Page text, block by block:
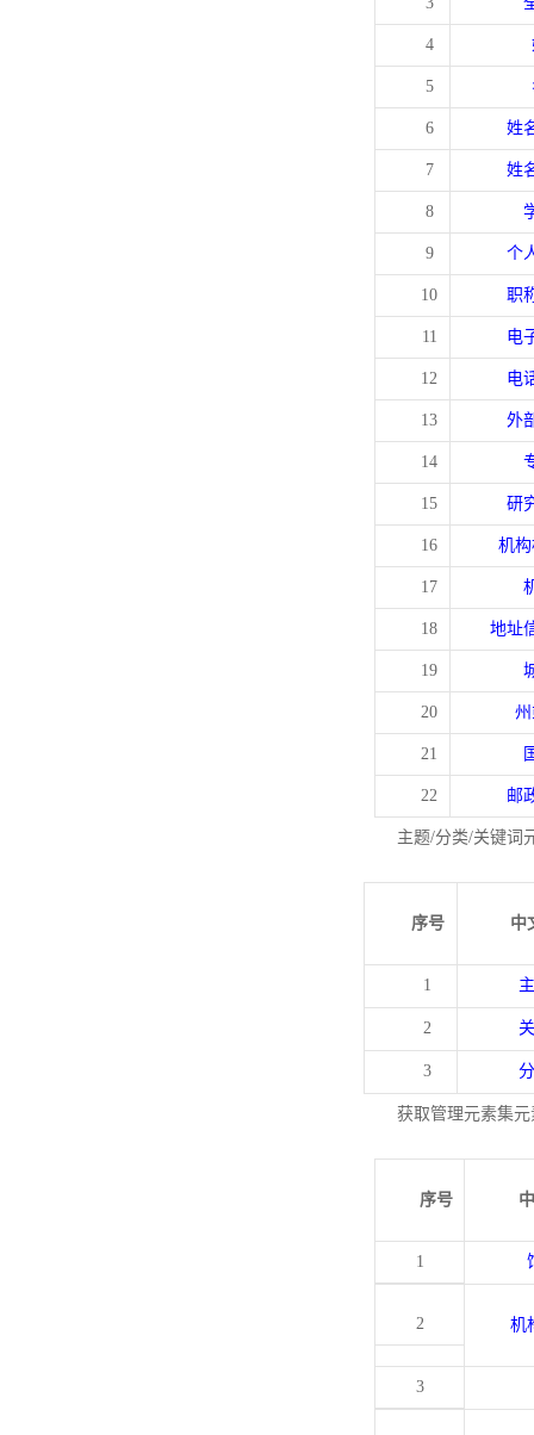
4
5
6 姓
7 姓
8
9 个
10 职
11 电
12 电
13 外
14
15 研
16 机
17
18 地址
19
20
21
22 邮
主题/分类/关键词
序号 中
1
2
3
获取管理元素集
序号
1
2 机
3